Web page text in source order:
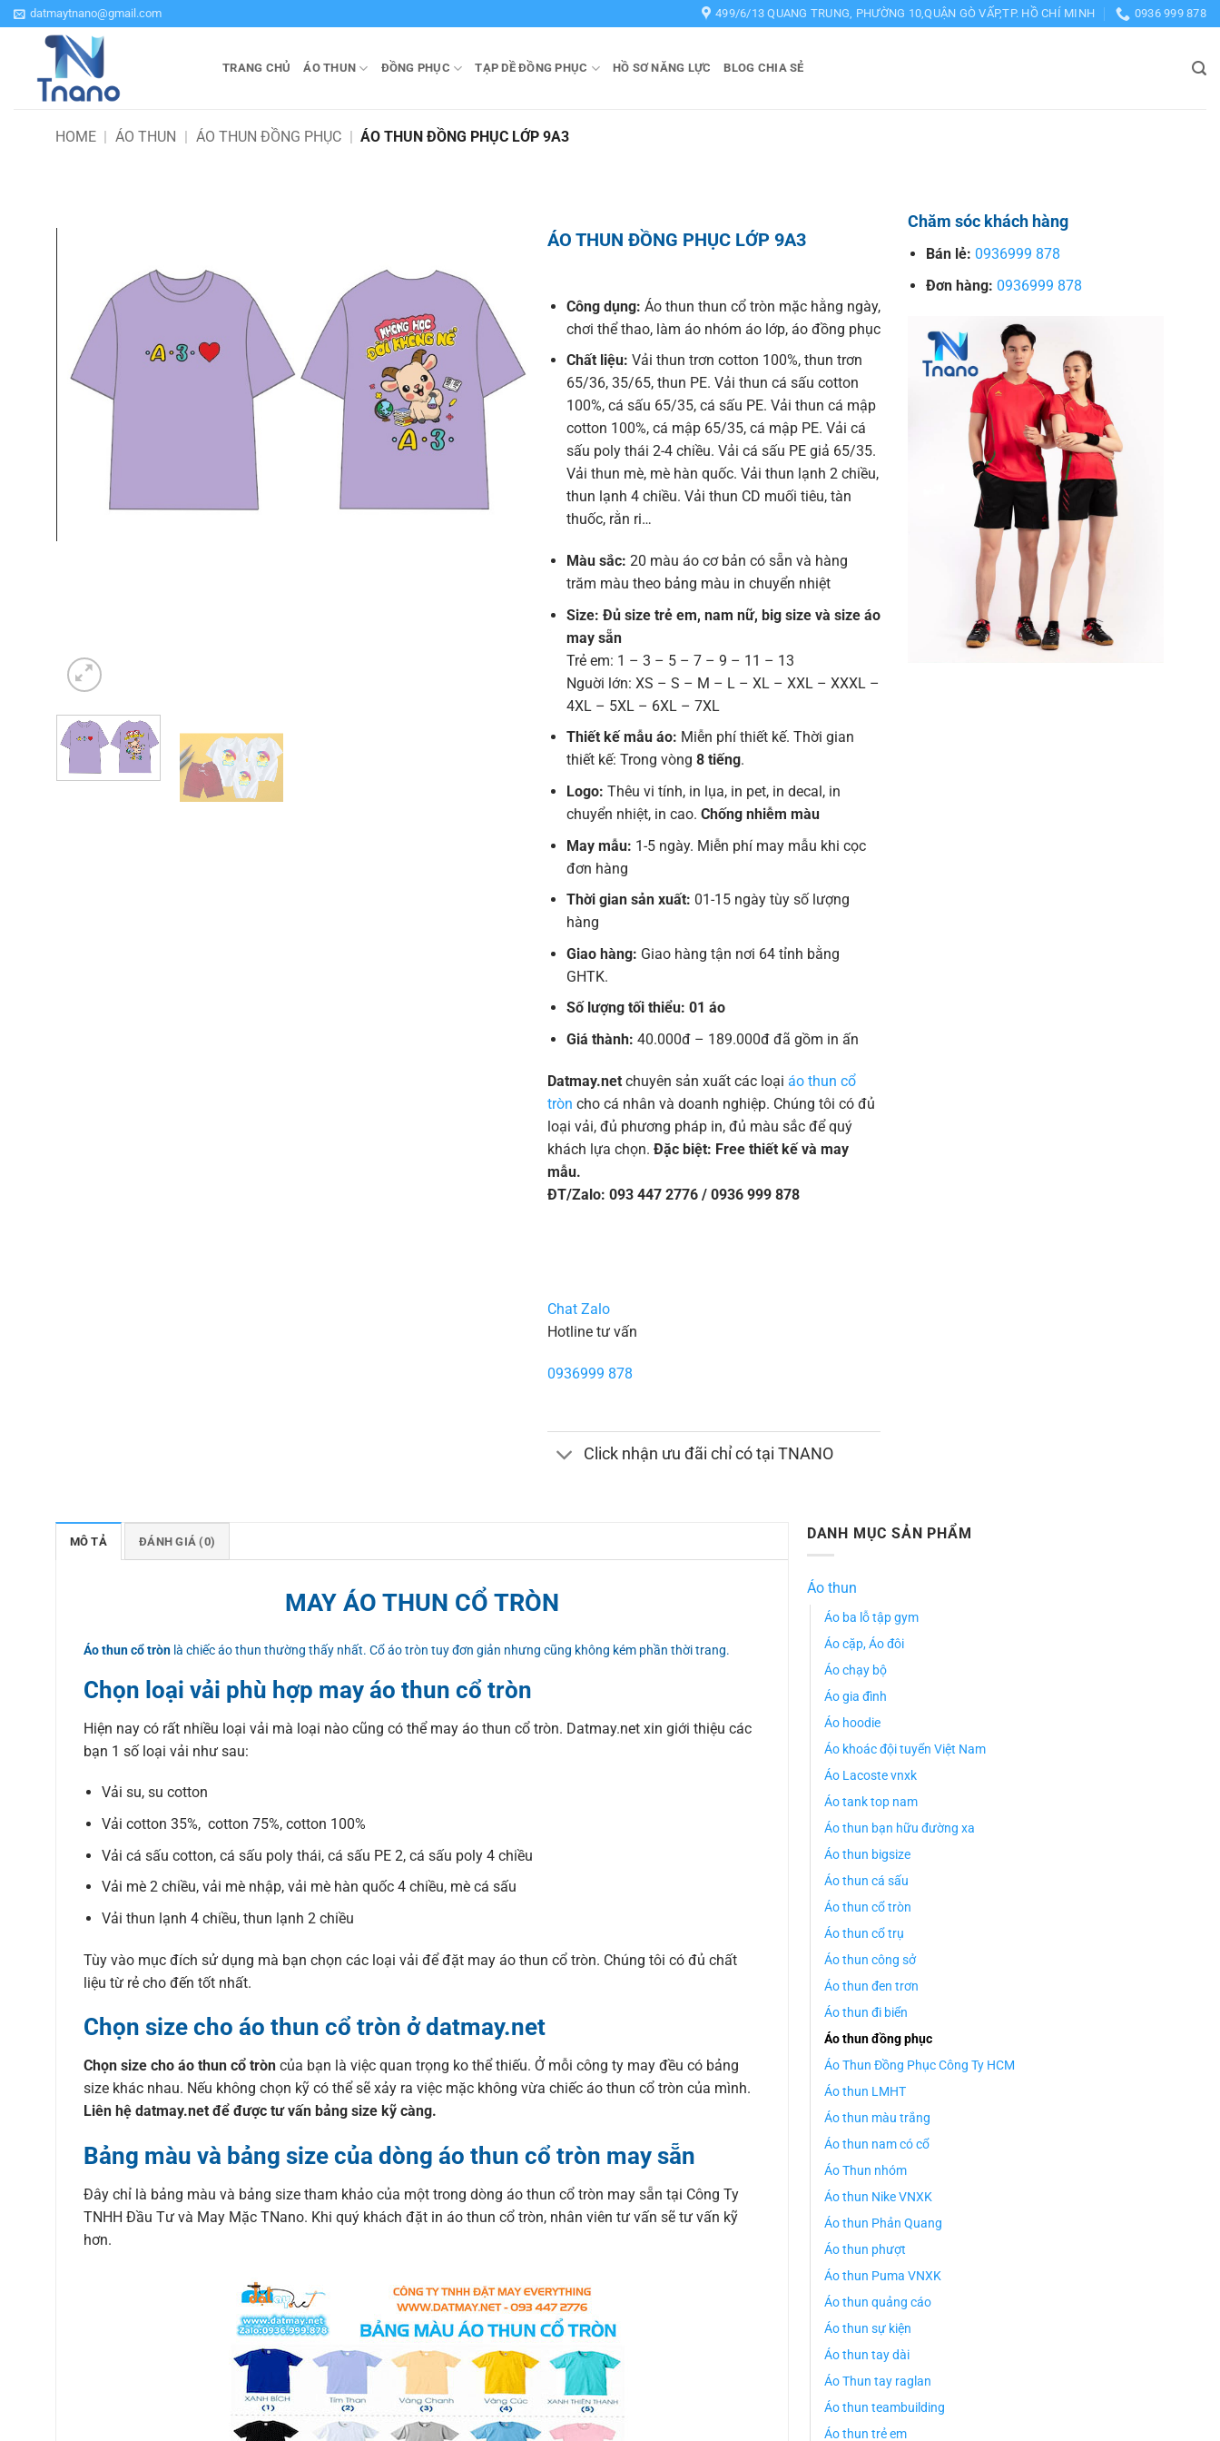
Bỏ
qua
datmaytnano@gmail.com 499/6/13 QUANG TRUNG, PHƯỜNG 10,QUẬN GÒ VẤP,TP. HỒ CHÍ MINH 0936 999 878
TRANG CHỦ ÁO THUN ĐỒNG PHỤC TẠP DỀ ĐỒNG PHỤC HỒ SƠ NĂNG LỰC BLOG CHIA SẺ
HOME | ÁO THUN | ÁO THUN ĐỒNG PHỤC | ÁO THUN ĐỒNG PHỤC LỚP 9A3
ÁO THUN ĐỒNG PHỤC LỚP 9A3
Công dụng: Áo thun thun cổ tròn mặc hằng ngày,
chơi thể thao, làm áo nhóm áo lớp, áo đồng phục
Chất liệu: Vải thun trơn cotton 100%, thun trơn
65/36, 35/65, thun PE. Vải thun cá sấu cotton
100%, cá sấu 65/35, cá sấu PE. Vải thun cá mập
cotton 100%, cá mập 65/35, cá mập PE. Vải cá
sấu poly thái 2-4 chiều. Vải cá sấu PE giả 65/35.
Vải thun mè, mè hàn quốc. Vải thun lạnh 2 chiều,
thun lạnh 4 chiều. Vải thun CD muối tiêu, tàn
thuốc, rằn ri…
Màu sắc: 20 màu áo cơ bản có sẵn và hàng
trăm màu theo bảng màu in chuyển nhiệt
Size: Đủ size trẻ em, nam nữ, big size và size áo
may sẵn
Trẻ em: 1 – 3 – 5 – 7 – 9 – 11 – 13
Nguời lớn: XS – S – M – L – XL – XXL – XXXL –
4XL – 5XL – 6XL – 7XL
Thiết kế mẫu áo: Miễn phí thiết kế. Thời gian
thiết kế: Trong vòng 8 tiếng.
Logo: Thêu vi tính, in lụa, in pet, in decal, in
chuyển nhiệt, in cao. Chống nhiễm màu
May mẫu: 1-5 ngày. Miễn phí may mẫu khi cọc
đơn hàng
Thời gian sản xuất: 01-15 ngày tùy số lượng
hàng
Giao hàng: Giao hàng tận nơi 64 tỉnh bằng
GHTK.
Số lượng tối thiểu: 01 áo
Giá thành: 40.000đ – 189.000đ đã gồm in ấn
Datmay.net chuyên sản xuất các loại áo thun cổ
tròn cho cá nhân và doanh nghiệp. Chúng tôi có đủ
loại vải, đủ phương pháp in, đủ màu sắc để quý
khách lựa chọn. Đặc biệt: Free thiết kế và may
mẫu.
ĐT/Zalo: 093 447 2776 / 0936 999 878
Chat Zalo
Hotline tư vấn
0936999 878
Click nhận ưu đãi chỉ có tại TNANO
Chăm sóc khách hàng
Bán lẻ: 0936999 878
Đơn hàng: 0936999 878
MÔ TẢ ĐÁNH GIÁ (0)
MAY ÁO THUN CỔ TRÒN
Áo thun cổ trònlà chiếc áo thun thường thấy nhất. Cổ áo tròn tuy đơn giản nhưng cũng không kém phần thời trang.
Chọn loại vải phù hợp may áo thun cổ tròn
Hiện nay có rất nhiều loại vải mà loại nào cũng có thể may áo thun cổ tròn. Datmay.net xin giới thiệu các
bạn 1 số loại vải như sau:
Vải su, su cotton
Vải cotton 35%, cotton 75%, cotton 100%
Vải cá sấu cotton, cá sấu poly thái, cá sấu PE 2, cá sấu poly 4 chiều
Vải mè 2 chiều, vải mè nhập, vải mè hàn quốc 4 chiều, mè cá sấu
Vải thun lạnh 4 chiều, thun lạnh 2 chiều
Tùy vào mục đích sử dụng mà bạn chọn các loại vải để đặt may áo thun cổ tròn. Chúng tôi có đủ chất
liệu từ rẻ cho đến tốt nhất.
Chọn size cho áo thun cổ tròn ở datmay.net
Chọn size cho áo thun cổ tròn của bạn là việc quan trọng ko thể thiếu. Ở mỗi công ty may đều có bảng
size khác nhau. Nếu không chọn kỹ có thể sẽ xảy ra việc mặc không vừa chiếc áo thun cổ tròn của mình.
Liên hệ datmay.net để được tư vấn bảng size kỹ càng.
Bảng màu và bảng size của dòng áo thun cổ tròn may sẵn
Đây chỉ là bảng màu và bảng size tham khảo của một trong dòng áo thun cổ tròn may sẵn tại Công Ty
TNHH Đầu Tư và May Mặc TNano. Khi quý khách đặt in áo thun cổ tròn, nhân viên tư vấn sẽ tư vấn kỹ
hơn.
DANH MỤC SẢN PHẨM
Áo thun
Áo ba lỗ tập gym
Áo cặp, Áo đôi
Áo chạy bộ
Áo gia đình
Áo hoodie
Áo khoác đội tuyển Việt Nam
Áo Lacoste vnxk
Áo tank top nam
Áo thun bạn hữu đường xa
Áo thun bigsize
Áo thun cá sấu
Áo thun cổ tròn
Áo thun cổ trụ
Áo thun công sở
Áo thun đen trơn
Áo thun đi biển
Áo thun đồng phục
Áo Thun Đồng Phục Công Ty HCM
Áo thun LMHT
Áo thun màu trắng
Áo thun nam có cổ
Áo Thun nhóm
Áo thun Nike VNXK
Áo thun Phản Quang
Áo thun phượt
Áo thun Puma VNXK
Áo thun quảng cáo
Áo thun sự kiện
Áo thun tay dài
Áo Thun tay raglan
Áo thun teambuilding
Áo thun trẻ em